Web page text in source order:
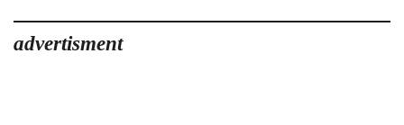
advertisment